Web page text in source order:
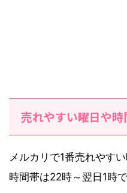
売れやすい曜日や時
メルカリで1番売れやす
時間帯は22時～翌日1時で